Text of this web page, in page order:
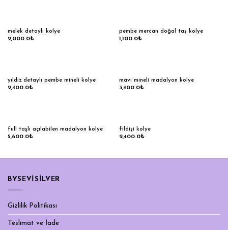
melek detaylı kolye
2,000.0₺
pembe mercan doğal taş kolye
1,100.0₺
yıldız detaylı pembe mineli kolye
2,400.0₺
mavi mineli madalyon kolye
3,400.0₺
full taşlı açılabilen madalyon kolye
5,600.0₺
fildişi kolye
2,400.0₺
BYSEVİSİLVER
Gizlilik Politikası
Teslimat ve İade